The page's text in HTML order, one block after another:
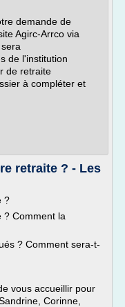
demande de
Agirc-Arrco via
de l'institution
de retraite
à compléter et
retraite ? - Les
?
? Comment la
? Comment sera-t-
vous accueillir pour
Corinne,